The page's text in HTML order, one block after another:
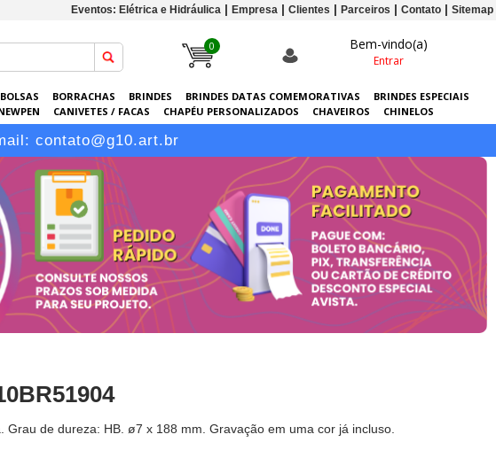
Eventos: Elétrica e Hidráulica Empresa Clientes Parceiros Contato Sitemap
0 Bem-vindo(a)
Entrar
BOLSAS BORRACHAS BRINDES BRINDES DATAS COMEMORATIVAS
BRINDES ESPECIAIS
CANIVETES / FACAS CHAPÉU PERSONALIZADOS CHAVEIROS
CHINELOS
GARRAFAS PERSONALIZADAS GRÁFICA GUARDA-CHUVAS KITS
LANÇAMENTOS
contato@g10.art.br
de dureza: HB. ø7 x 188 mm. Gravação em uma cor já incluso.